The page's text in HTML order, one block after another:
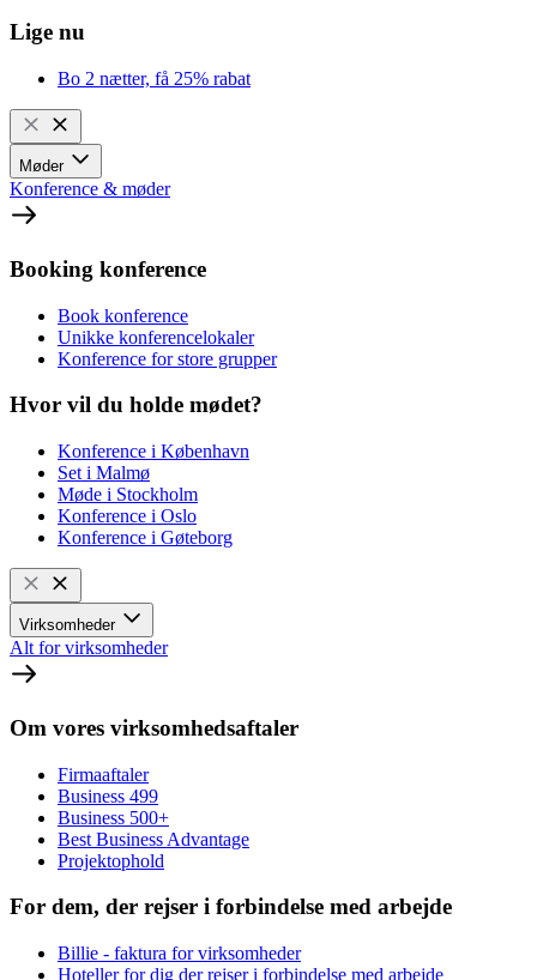
Lige nu
Bo 2 nætter, få 25% rabat
Møder
Konference & møder
Booking konference
Book konference
Unikke konferencelokaler
Konference for store grupper
Hvor vil du holde mødet?
Konference i København
Set i Malmø
Møde i Stockholm
Konference i Oslo
Konference i Gøteborg
Virksomheder
Alt for virksomheder
Om vores virksomhedsaftaler
Firmaaftaler
Business 499
Business 500+
Best Business Advantage
Projektophold
For dem, der rejser i forbindelse med arbejde
Billie - faktura for virksomheder
Hoteller for dig der rejser i forbindelse med arbejde